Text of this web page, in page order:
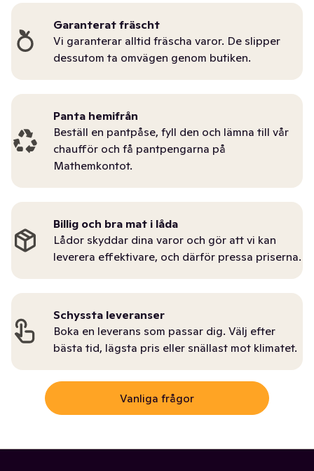
Garanterat fräscht
Vi garanterar alltid fräscha varor. De slipper
dessutom ta omvägen genom butiken.
Panta hemifrån
Beställ en pantpåse, fyll den och lämna till vår
chaufför och få pantpengarna på
Mathemkontot.
Billig och bra mat i låda
Lådor skyddar dina varor och gör att vi kan
leverera effektivare, och därför pressa priserna.
Schyssta leveranser
Boka en leverans som passar dig. Välj efter
bästa tid, lägsta pris eller snällast mot klimatet.
Vanliga frågor